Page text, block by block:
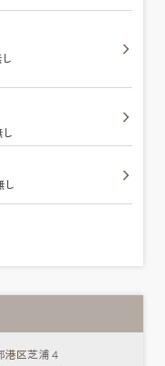
し
港区芝浦４